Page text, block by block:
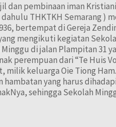
dan pembinaan iman
THKTKH Semarang )
bertempat di Gereja
mengikuti kegiatan
di jalan Plampitan 31
perempuan dari “Te Huis
milik keluarga Oie Tiong
hambatan yang harus
sehingga Sekolah